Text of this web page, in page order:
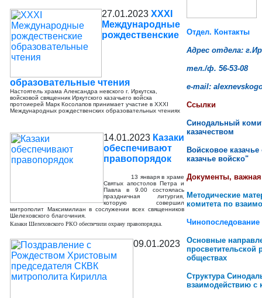
27.01.2023 XXXI
Международные
рождественские
образовательные чтения
Настоятель храма Александра невского г. Иркутска,
войсковой священник Иркутского казачьего войска
протоиерей Марк Косолапов принимает участие в XXXI
Международных рождественских образовательных чтениях
14.01.2023 Казаки
обеспечивают
правопорядок
13 января в храме
Святых апостолов Петра и
Павла в 9.00 состоялась
праздничная литургия,
которую совершил
митрополит Максимилиан в сослужении всех священников
Шелеховского благочиния.
Казаки Шелеховского РКО обеспечили охрану правопорядка.
09.01.2023
Отдел. Контакты
Адрес отдела:
тел./ф. 56-53-08
e-mail:
Ссылки
Синодальный
казачеством
Войсковое
казачье войско"
Документы,
Методические
комитета по
Чинопоследование
Основные
просветительской
обществах
Структура
взаимодействию с